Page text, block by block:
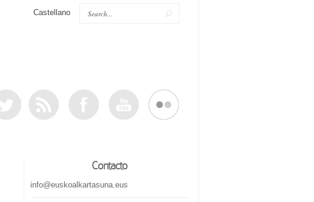
Castellano
Contacto
info@euskoalkartasuna.eus